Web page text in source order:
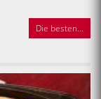
Die besten...